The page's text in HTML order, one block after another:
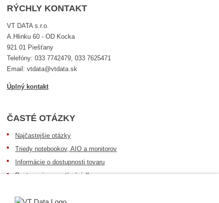
RÝCHLY KONTAKT
VT DATA s.r.o.
A.Hlinku 60 - OD Kocka
921 01 Piešťany
Telefóny: 033 7742479, 033 7625471
Email: vtdata@vtdata.sk
Úplný kontakt
ČASTÉ OTÁZKY
Najčastejšie otázky
Triedy notebookov, AIO a monitorov
Informácie o dostupnosti tovaru
Postup pri prevzatí zásielky